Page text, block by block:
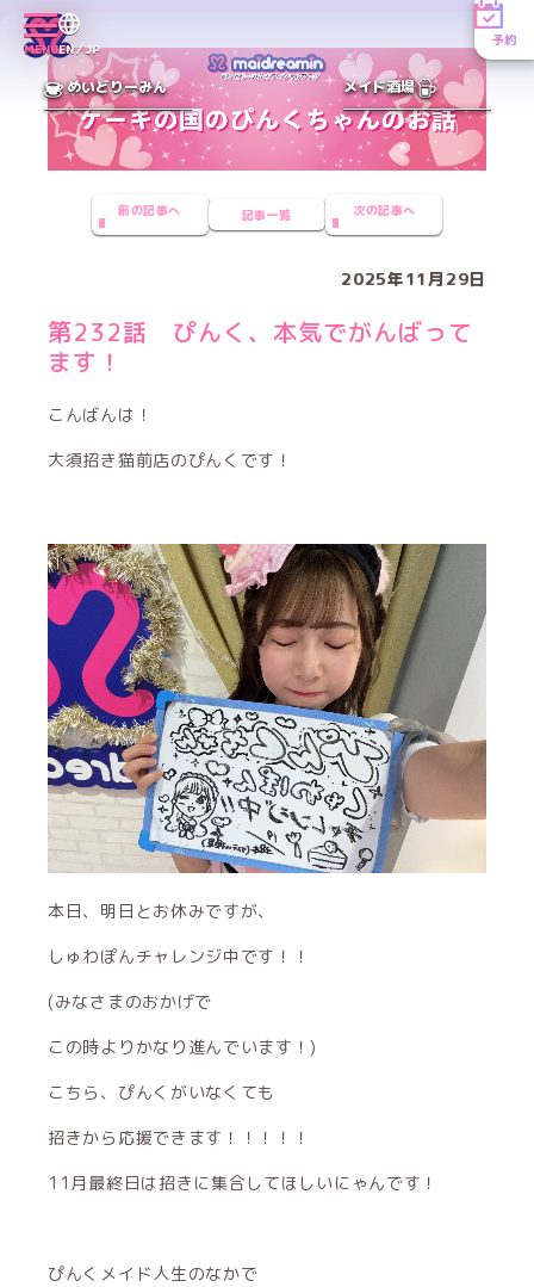
MENUEN／JP
予約
めいどりーみん メイド酒場
前の記事へ 記事一覧 次の記事へ
2025年11月29日
第232話 ぴんく、本気でがんばって
ます！
こんばんは！
大須招き猫前店のぴんくです！
本日、明日とお休みですが、
しゅわぽんチャレンジ中です！！
(みなさまのおかげで
この時よりかなり進んでいます！)
こちら、ぴんくがいなくても
招きから応援できます！！！！！
11月最終日は招きに集合してほしいにゃんです！
ぴんくメイド人生のなかで